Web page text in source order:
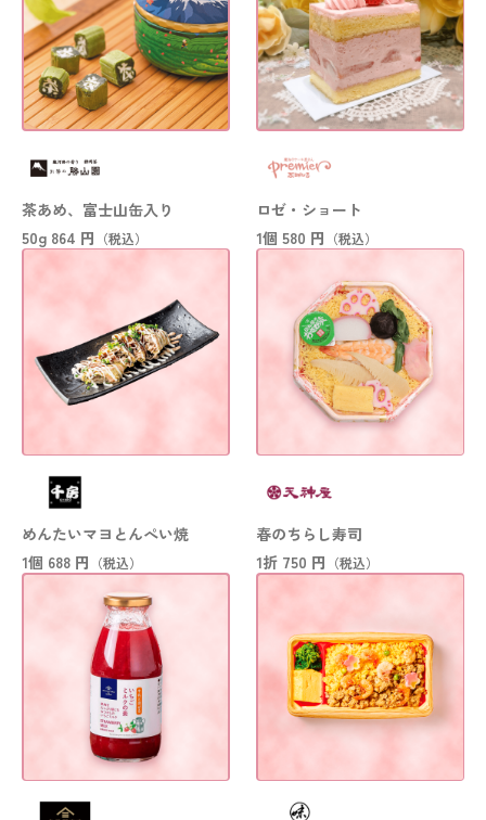
茶あめ、富士山缶入り
50g 864 円 （税込）
ロゼ・ショート
1個 580 円 （税込）
めんたいマヨとんぺい焼
1個 688 円 （税込）
春のちらし寿司
1折 750 円 （税込）